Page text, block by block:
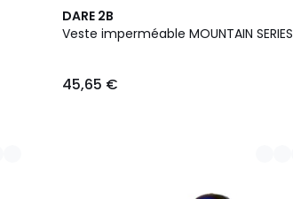
DARE 2B
Veste imperméable MOUNTAIN SERIES
45,65 €
2
Couleurs